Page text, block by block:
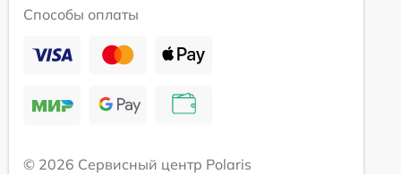
Способы оплаты
© 2026 Сервисный центр Polaris